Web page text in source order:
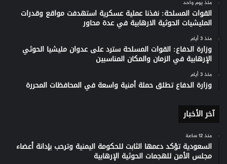
منذ يوم واحد
القوات المسلحة: نفذنا عملية عسكرية استهدفت مواقع وقدرات
المليشيات الحوثية الارهابية في عدة محاور
منذ 3 أيام
وزارة الدفاع: القوات المسلحة سترد على عدوان مليشيا الحوثي
الإرهابية في الزمان والمكان المناسبين
منذ 3 أيام
وزارة الدفاع تطلق حملة أمنية واسعة في المحافظات المحررة
آخر الأخبار
منذ 12 ساعة
السعودية تؤكد دعمها الثابت للحكومة اليمنية وترحب بإدانة أعضاء
مجلس الأمن للهجمات الحوثية الإرهابية